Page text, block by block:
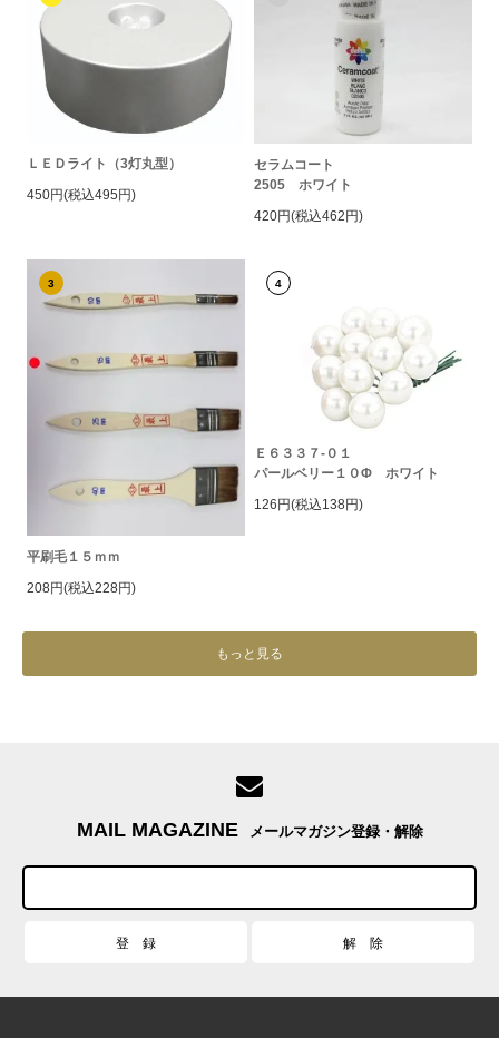
ＬＥＤライト（3灯丸型）
450円(税込495円)
セラムコート
2505 ホワイト
420円(税込462円)
3
平刷毛１５ｍｍ
208円(税込228円)
4
Ｅ６３３７-０１
パールベリー１０Φ ホワイト
126円(税込138円)
もっと見る
MAIL MAGAZINE メールマガジン登録・解除